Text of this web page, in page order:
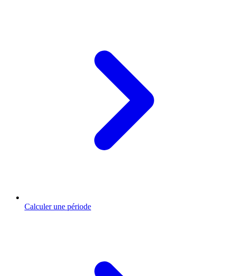
Calculer une période